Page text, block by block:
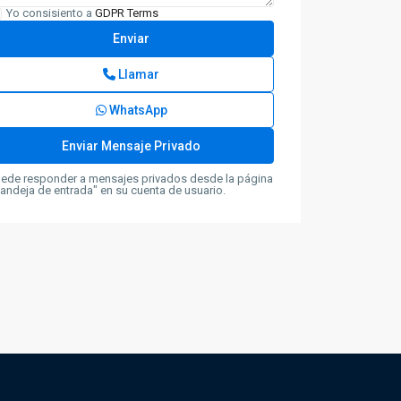
Yo consisiento a GDPR Terms
Llamar
WhatsApp
responder a mensajes privados desde la página
de entrada" en su cuenta de usuario.